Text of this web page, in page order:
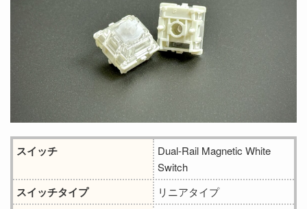
スイッチ
‎Dual-Rail Magnetic White
Switch
スイッチタイプ リニアタイプ